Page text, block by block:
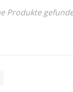
Produkte